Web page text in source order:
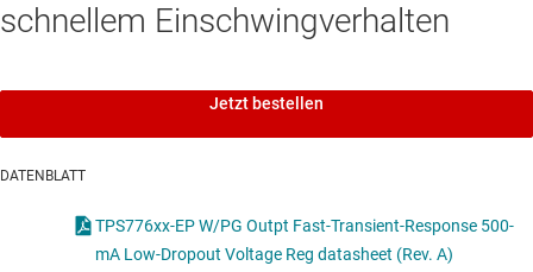
schnellem Einschwingverhalten
Jetzt bestellen
DATENBLATT
TPS776xx-EP W/PG Outpt Fast-Transient-Response 500-
mA Low-Dropout Voltage Reg datasheet (Rev. A)